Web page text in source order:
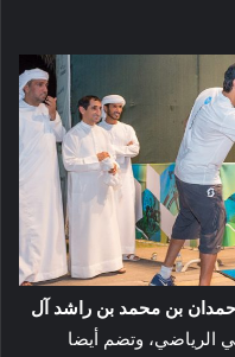
بن محمد بن راشد آل
وتضم أيضا